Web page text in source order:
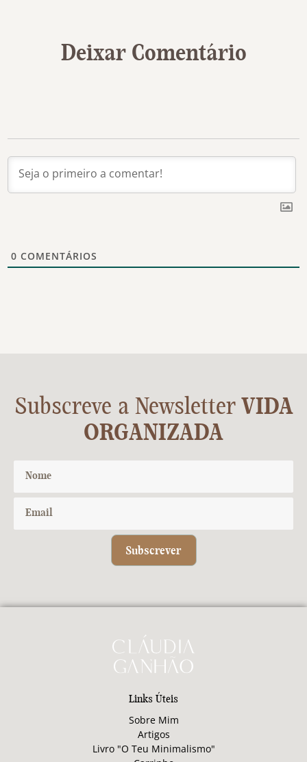
Deixar Comentário
0 COMENTÁRIOS
Subscreve a NewsletterVIDA
ORGANIZADA
Subscrever
Links Úteis
Sobre Mim
Artigos
Livro "O Teu Minimalismo"